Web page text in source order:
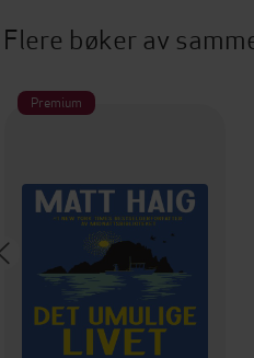
Flere bøker av
Premium